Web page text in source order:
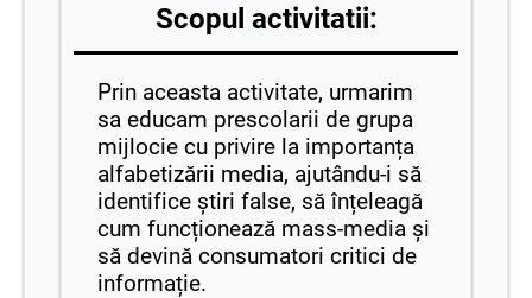
Scopul activitatii:
Prin aceasta activitate, urmarim
sa educam prescolarii de grupa
mijlocie cu privire la importanța
alfabetizării media, ajutându-i să
identifice știri false, să înțeleagă
cum funcționează mass-media și
să devină consumatori critici de
informație.